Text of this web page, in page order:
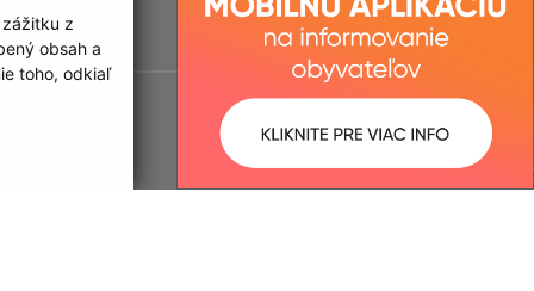
z
obsah a
toho, odkiaľ